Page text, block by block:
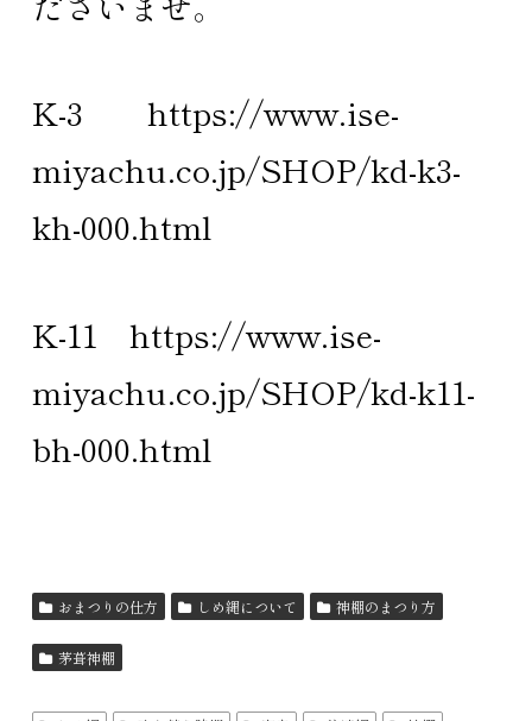
K-3https://www.ise-
miyachu.co.jp/SHOP/kd-k3-
kh-000.html
K-11https://www.ise-
miyachu.co.jp/SHOP/kd-k11-
bh-000.html
おまつりの仕方 しめ縄について 神棚のまつり方
茅葺神棚